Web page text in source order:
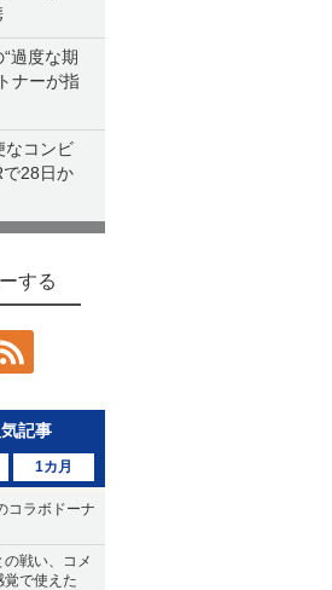
過度な期
ナーが指
なコンビ
28日か
する
記事
1カ月
コラボドーナ
戦い、コメ
で使えた